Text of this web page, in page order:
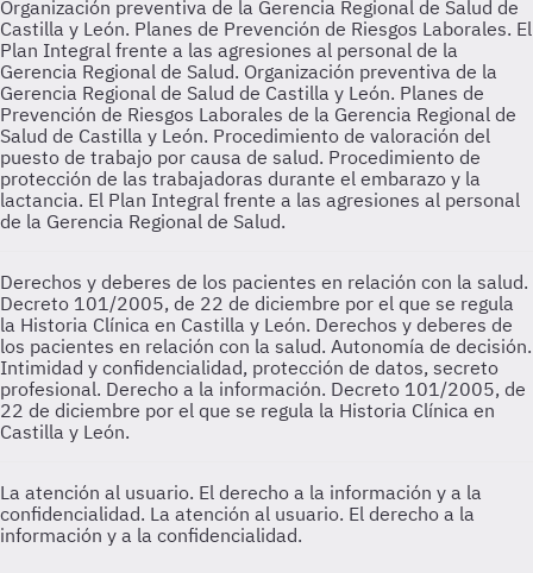
Organización preventiva de la Gerencia Regional de Salud de
Castilla y León. Planes de Prevención de Riesgos Laborales. El
Plan Integral frente a las agresiones al personal de la
Gerencia Regional de Salud. Organización preventiva de la
Gerencia Regional de Salud de Castilla y León. Planes de
Prevención de Riesgos Laborales de la Gerencia Regional de
Salud de Castilla y León. Procedimiento de valoración del
puesto de trabajo por causa de salud. Procedimiento de
protección de las trabajadoras durante el embarazo y la
lactancia. El Plan Integral frente a las agresiones al personal
de la Gerencia Regional de Salud.
Derechos y deberes de los pacientes en relación con la salud.
Decreto 101/2005, de 22 de diciembre por el que se regula
la Historia Clínica en Castilla y León. Derechos y deberes de
los pacientes en relación con la salud. Autonomía de decisión.
Intimidad y confidencialidad, protección de datos, secreto
profesional. Derecho a la información. Decreto 101/2005, de
22 de diciembre por el que se regula la Historia Clínica en
Castilla y León.
La atención al usuario. El derecho a la información y a la
confidencialidad. La atención al usuario. El derecho a la
información y a la confidencialidad.